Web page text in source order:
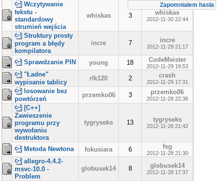
Zapomniałem hasła
Wczytywanie
tekstu -
standardowy
strumień wejścia
whiskas 3 whiskas
2012-11-30 22:44
Struktury prosty
program a błędy
kompilatora
incre 7 incre
2012-11-29 21:17
Sprawdzanie PIN young 18 CodeMeister
2012-11-29 19:53
"Ładne"
wypisanie tablicy
rlk120 2 crash
2012-11-29 17:31
losowanie bez
powtórzeń
przemko06 3 przemko06
2012-11-28 22:36
[C++]
Zawieszenie
programu przy
wywołaniu
destruktora
tygryseks 13 tygryseks
2012-11-28 21:42
Metoda Newtona fokusiara 6 fsg
2012-11-28 21:30
allegro-4.4.2-
msvc-10.0 -
Problem
globusek14 8 globusek14
2012-11-28 17:37